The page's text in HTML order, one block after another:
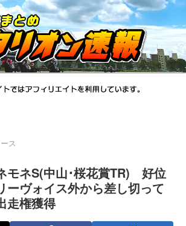
ス
モネS(中山･桜花賞TR) 好位
ーヴォイス外から差し切って
走権獲得